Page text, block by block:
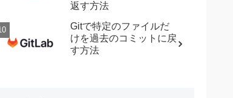
返す方法
Gitで特定のファイルだ
けを過去のコミットに戻
す方法